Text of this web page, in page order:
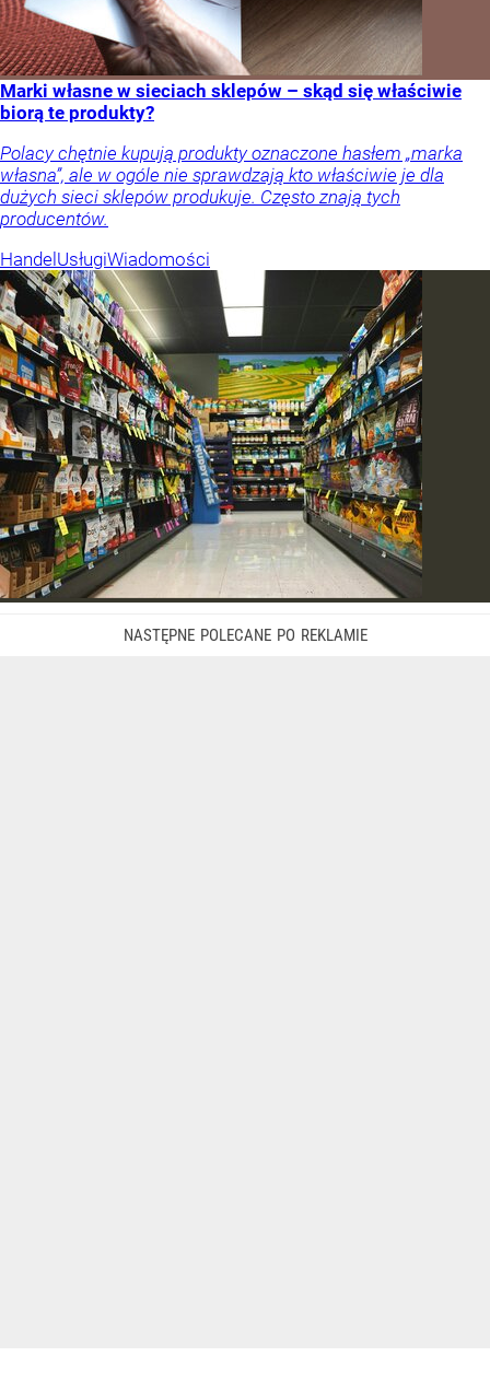
Marki własne w sieciach sklepów – skąd się właściwie
biorą te produkty?
Polacy chętnie kupują produkty oznaczone hasłem „marka
własna”, ale w ogóle nie sprawdzają kto właściwie je dla
dużych sieci sklepów produkuje. Często znają tych
producentów.
Handel UsługiWiadomości